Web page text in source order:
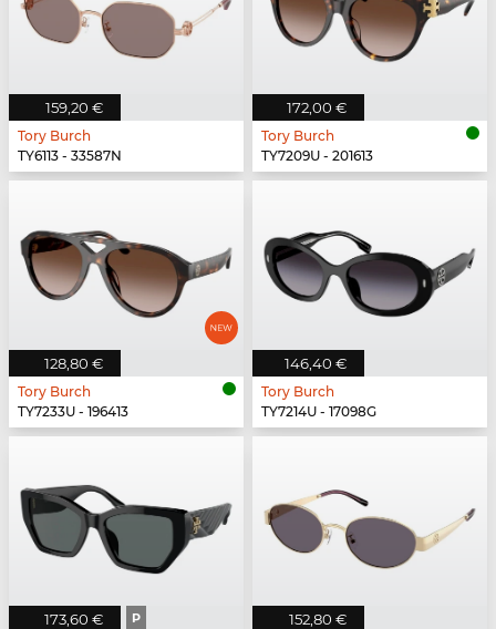
159,20 €
Tory Burch
TY6113 - 33587N
172,00 €
Tory Burch
TY7209U - 201613
128,80 €
Tory Burch
TY7233U - 196413
146,40 €
Tory Burch
TY7214U - 17098G
173,60 € P 152,80 €